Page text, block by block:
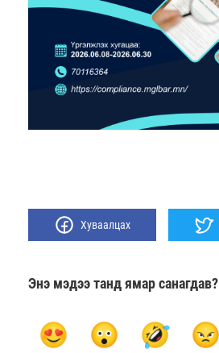
Хуваалцах
Энэ мэдээ танд ямар санагдав?